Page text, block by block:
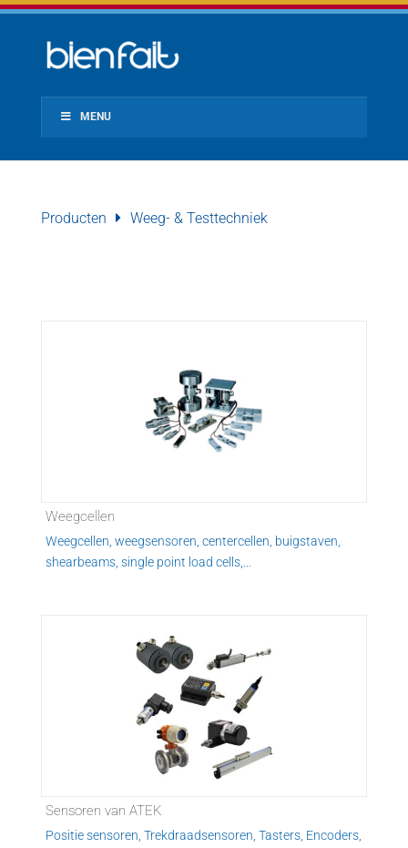
MENU
Producten Weeg- & Testtechniek
Weegcellen
Weegcellen, weegsensoren, centercellen, buigstaven,
shearbeams, single point load cells,...
Sensoren van ATEK
Positie sensoren, Trekdraadsensoren, Tasters, Encoders,